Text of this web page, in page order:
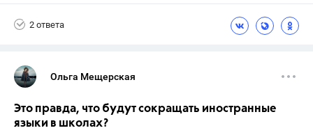
2 ответа
Ольга Мещерская
Это правда, что будут сокращать иностранные
языки в школах?